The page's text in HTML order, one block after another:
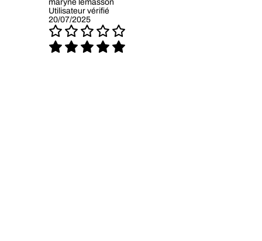
maryne lemasson
Utilisateur vérifié
20/07/2025